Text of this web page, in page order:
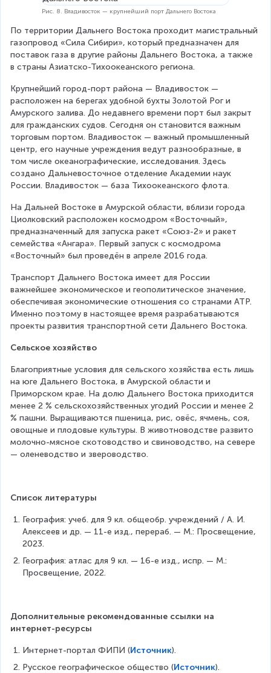
Рис. 8. Владивосток — крупнейший порт Дальнего Востока
По территории Дальнего Востока проходит магистральный
газопровод «Сила Сибири», который предназначен для
поставок газа в другие районы Дальнего Востока, а также
в страны Азиатско-Тихоокеанского региона.
Крупнейший город-порт района — Владивосток —
расположен на берегах удобной бухты Золотой Рог и
Амурского залива. До недавнего времени порт был закрыт
для гражданских судов. Сегодня он становится важным
торговым портом. Владивосток — важный промышленный
центр, его научные учреждения ведут разнообразные, в
том числе океанографические, исследования. Здесь
создано Дальневосточное отделение Академии наук
России. Владивосток — база Тихоокеанского флота.
На Дальней Востоке в Амурской области, вблизи города
Циолковский расположен космодром «Восточный»,
предназначенный для запуска ракет «Союз-2» и ракет
семейства «Ангара». Первый запуск с космодрома
«Восточный» был проведён в апреле 2016 года.
Транспорт Дальнего Востока имеет для России
важнейшее экономическое и геополитическое значение,
обеспечивая экономические отношения со странами АТР.
Именно поэтому в настоящее время разрабатываются
проекты развития транспортной сети Дальнего Востока.
Сельское хозяйство
Благоприятные условия для сельского хозяйства есть лишь
на юге Дальнего Востока, в Амурской области и
Приморском крае. На долю Дальнего Востока приходится
менее 2 % сельскохозяйственных угодий России и менее 2
% пашни. Выращиваются пшеница, рис, овёс, ячмень, соя,
овощные и плодовые культуры. В животноводстве развито
молочно-мясное скотоводство и свиноводство, на севере
— оленеводство и звероводство.
Список литературы
География: учеб. для 9 кл. общеобр. учреждений / А. И.
Алексеев и др. — 11-е изд., перераб. — М.: Просвещение,
2023.
География: атлас для 9 кл. — 16-е изд., испр. — М.:
Просвещение, 2022.
Дополнительные рекомендованные ссылки на
интернет-ресурсы
Интернет-портал ФИПИ (Источник).
Русское географическое общество (Источник).